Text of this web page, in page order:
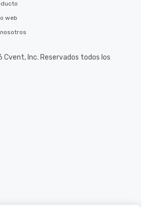
web
Inc. Reservados todos los